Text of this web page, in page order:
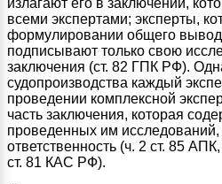
излагают его в заключении,
всеми экспертами; эксперты,
формулировании общего
подписывают только свою
заключения (ст. 82 ГПК РФ).
судопроизводства каждый
проведении комплексной
часть заключения, которая
проведенных им исследований,
ответственность (ч. 2 ст. 85
ст. 81 КАС РФ).